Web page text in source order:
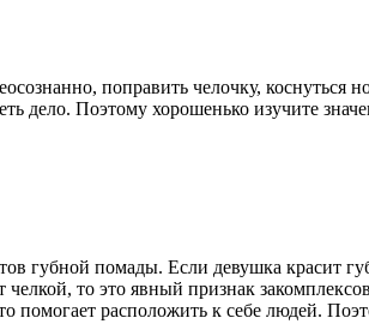
поправить челочку, коснуться
дело. Поэтому хорошенько изучите
губной помады. Если девушка красит
то это явный признак
помогает расположить к себе людей.